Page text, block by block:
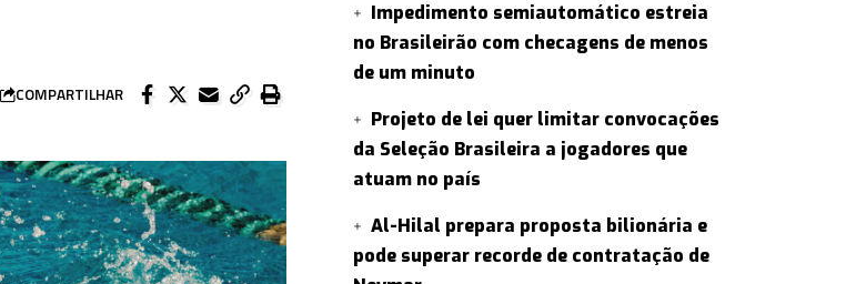
COMPARTILHAR
Impedimento semiautomático estreia
no Brasileirão com checagens de menos
de um minuto
Projeto de lei quer limitar convocações
da Seleção Brasileira a jogadores que
atuam no país
Al-Hilal prepara proposta bilionária e
pode superar recorde de contratação de